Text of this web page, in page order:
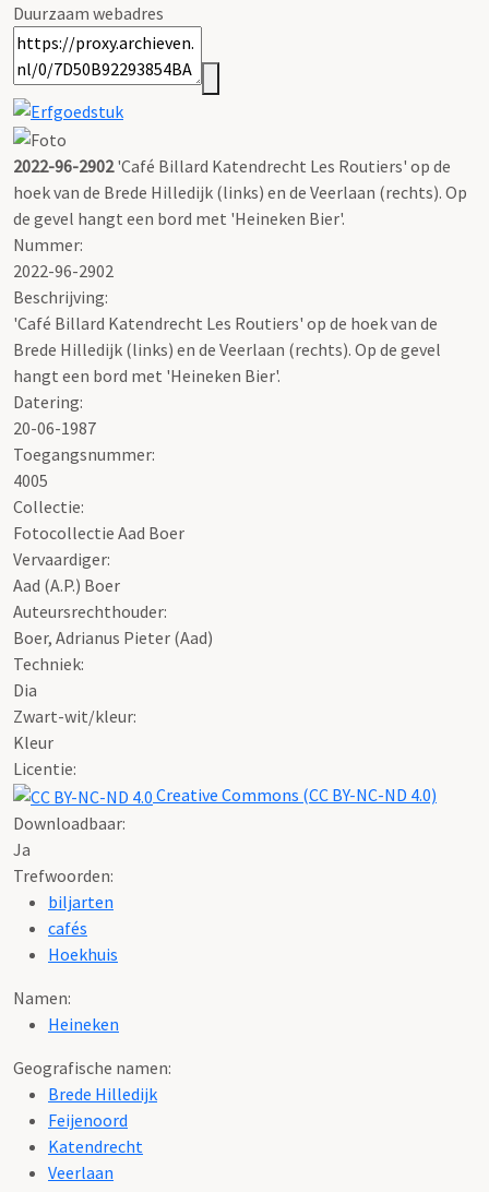
Duurzaam webadres
2022-96-2902'Café Billard Katendrecht Les Routiers' op de
hoek van de Brede Hilledijk (links) en de Veerlaan (rechts). Op
de gevel hangt een bord met 'Heineken Bier'.
Nummer:
2022-96-2902
Beschrijving:
'Café Billard Katendrecht Les Routiers' op de hoek van de
Brede Hilledijk (links) en de Veerlaan (rechts). Op de gevel
hangt een bord met 'Heineken Bier'.
Datering:
20-06-1987
Toegangsnummer:
4005
Collectie:
Fotocollectie Aad Boer
Vervaardiger:
Aad (A.P.) Boer
Auteursrechthouder:
Boer, Adrianus Pieter (Aad)
Techniek:
Dia
Zwart-wit/kleur:
Kleur
Licentie:
Creative Commons (CC BY-NC-ND 4.0)
Downloadbaar:
Ja
Trefwoorden:
biljarten
cafés
Hoekhuis
Namen:
Heineken
Geografische namen:
Brede Hilledijk
Feijenoord
Katendrecht
Veerlaan